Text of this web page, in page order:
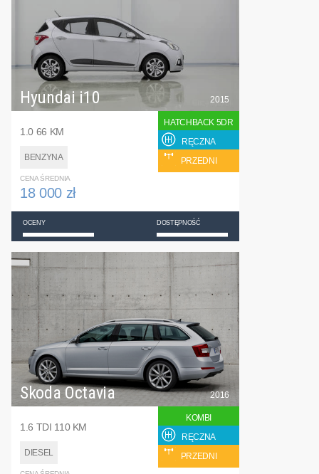
Hyundai i10
1.0 66 KM
BENZYNA
2015
HATCHBACK 5DR
RĘCZNA
PRZEDNI
CENA ŚREDNIA
18 000 zł
OCENY DOSTĘPNOŚĆ
Skoda Octavia
1.6 TDI 110 KM
DIESEL
2016
KOMBI
RĘCZNA
PRZEDNI